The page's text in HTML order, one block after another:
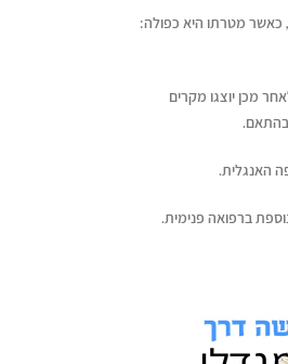
כאשר מטרתו היא כפולה:
מכן יוצגו מקרים
בהתאם.
האנגלית.